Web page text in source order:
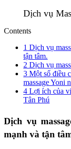
Dịch vụ
Contents
1 Dịch vụ
tận tâm.
2 Dịch vụ
3 Một số điều
massage Yoni
4 Lợi ích của
Tân Phú
Dịch vụ
mạnh và tận